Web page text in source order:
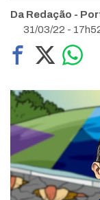
Da Redação -
31/03/22 -